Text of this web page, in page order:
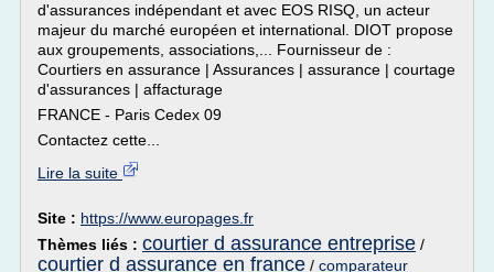
d'assurances indépendant et avec EOS RISQ, un acteur
majeur du marché européen et international. DIOT propose
aux groupements, associations,... Fournisseur de :
Courtiers en assurance | Assurances | assurance | courtage
d'assurances | affacturage
FRANCE - Paris Cedex 09
Contactez cette...
Lire la suite
Site : https://www.europages.fr
Thèmes liés : courtier d assurance entreprise /
courtier d assurance en france / comparateur